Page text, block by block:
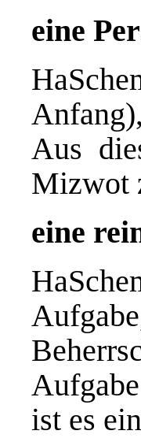
eine
Aus
Mizwot
eine
ist es